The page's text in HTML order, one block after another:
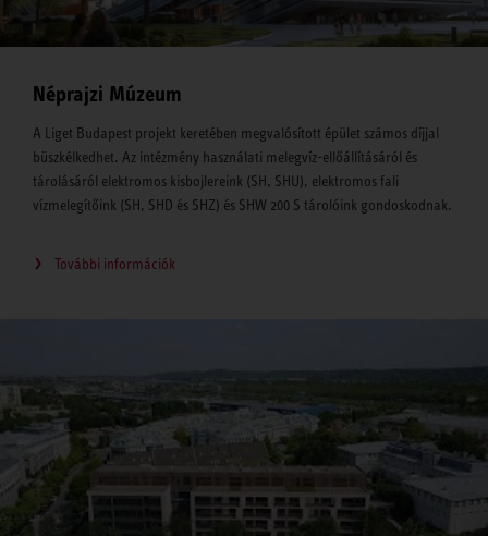
Néprajzi Múzeum
A Liget Budapest projekt keretében megvalósított épület számos díjjal
büszkélkedhet. Az intézmény használati melegvíz-ellőállításáról és
tárolásáról elektromos kisbojlereink (SH, SHU), elektromos fali
vízmelegítőink (SH, SHD és SHZ) és SHW 200 S tárolóink gondoskodnak.
További információk